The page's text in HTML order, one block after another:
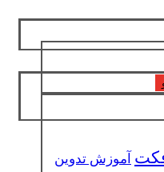
آموزش تدوین